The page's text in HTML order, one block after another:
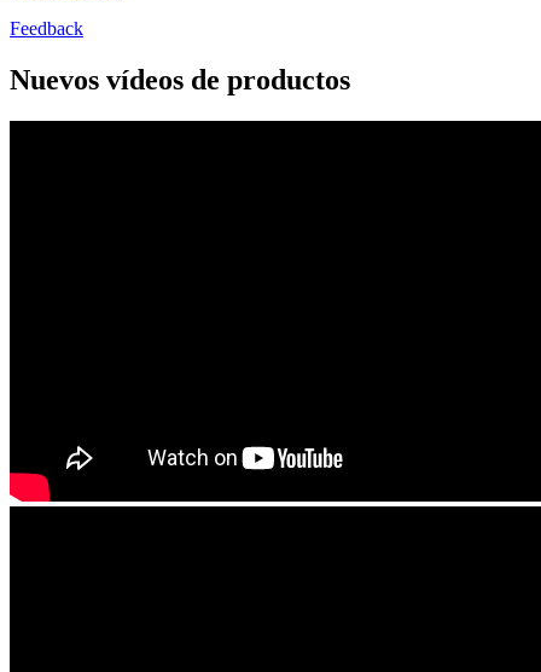
Feedback
Nuevos vídeos de productos